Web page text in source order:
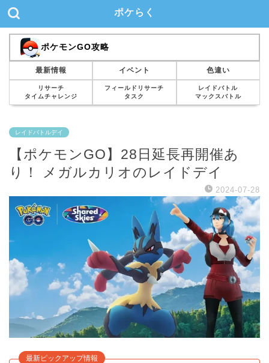
ポケらく
ポケモンGO攻略
最新情報 イベント 色違い
リサーチ
タイムチャレンジ
フィールドリサーチ
タスク
レイドバトル
マックスバトル
レイドバトルデイ
【ポケモンGO】28日延長再開催あ
り！ メガルカリオのレイドデイ
2024-07-28
最新ピックアップ情報